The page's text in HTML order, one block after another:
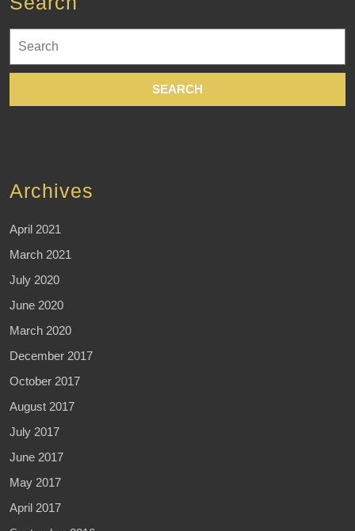
for:
Archives
April 2021
March 2021
July 2020
June 2020
March 2020
December 2017
October 2017
August 2017
July 2017
June 2017
May 2017
April 2017